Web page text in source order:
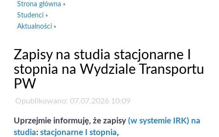
Strona główna »
Studenci »
Aktualności »
Zapisy na studia stacjonarne I
stopnia na Wydziale Transportu
PW
Opublikowano: 07.07.2026 10:09
Uprzejmie informuję, że zapisy (w systemie IRK) na
studia: stacjonarne I stopnia,